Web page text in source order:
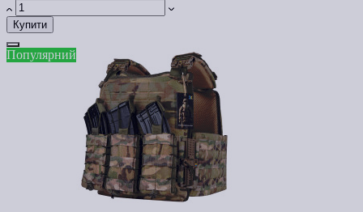
Купити
Популярний